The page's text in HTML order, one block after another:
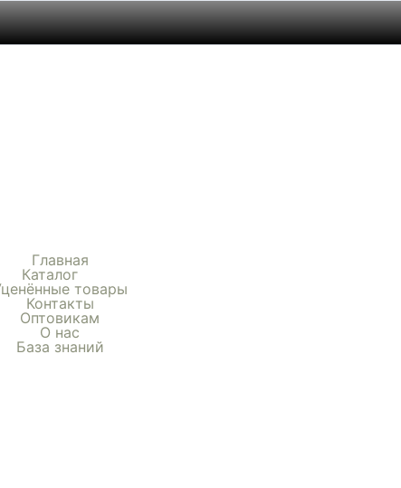
Главная
Каталог
товары
Контакты
Оптовикам
О нас
База знаний
странице